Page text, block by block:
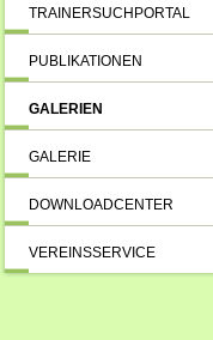
TRAINERSUCHPORTAL
PUBLIKATIONEN
GALERIEN
GALERIE
DOWNLOADCENTER
VEREINSSERVICE